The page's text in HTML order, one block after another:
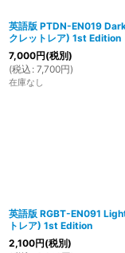
英語版 PTDN-EN019
クレットレア) 1st Edition
7,000円(税別)
(税込 : 7,700円)
在庫なし
英語版 RGBT-EN091
トレア) 1st Edition
2,100円(税別)